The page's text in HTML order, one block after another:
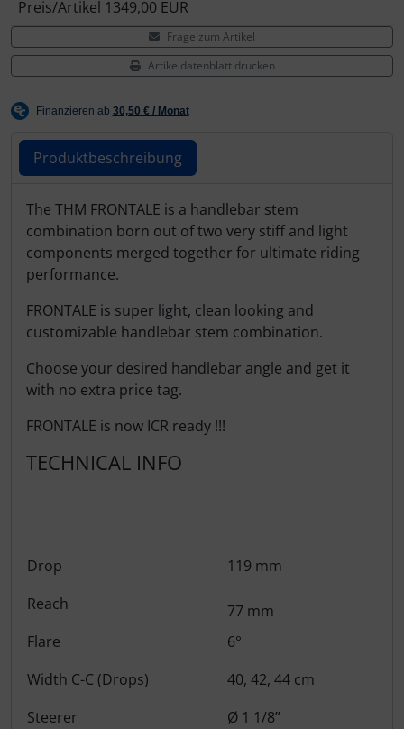
Preis/Artikel 1349,00 EUR
Frage zum Artikel
Artikeldatenblatt drucken
Produktbeschreibung
Produktbeschreibung
The THM FRONTALE is a handlebar stem
combination born out of two very stiff and light
components merged together for ultimate riding
performance.
FRONTALE is super light, clean looking and
customizable handlebar stem combination.
Choose your desired handlebar angle and get it
with no extra price tag.
FRONTALE is now ICR ready !!!
TECHNICAL INFO
Drop
119 mm
Reach
77 mm
Flare
6°
Width C-C (Drops)
40, 42, 44 cm
Steerer
Ø 1 1/8”
Ingrid
JEDI Sports
K-Edge
KASK
KOO
Lezyne
Lightweight
Mavic
OAKLEY
Optimize
Pinarello